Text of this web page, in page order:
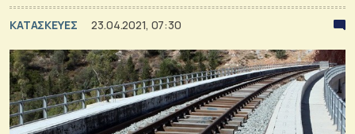
ΚΑΤΑΣΚΕΥΕΣ 23.04.2021, 07:30